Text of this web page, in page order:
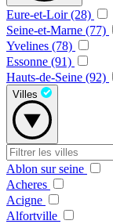
Eure-et-Loir (28)
Seine-et-Marne (77)
Yvelines (78)
Essonne (91)
Hauts-de-Seine (92)
Villes
Ablon sur seine
Acheres
Acigne
Alfortville